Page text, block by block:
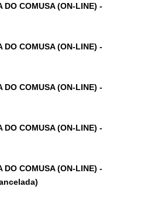
DO COMUSA (ON-LINE) -
DO COMUSA (ON-LINE) -
DO COMUSA (ON-LINE) -
DO COMUSA (ON-LINE) -
DO COMUSA (ON-LINE) -